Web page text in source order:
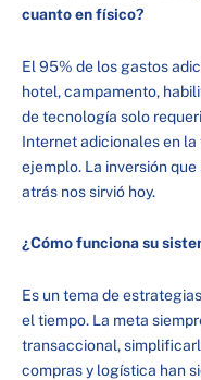
cuanto en físico?
El 95% de los gastos
hotel, campamento,
de tecnología solo
Internet adicionales en
ejemplo. La inversión
atrás nos sirvió hoy.
¿Cómo funciona su
Es un tema de
el tiempo. La meta
transaccional,
compras y logística han